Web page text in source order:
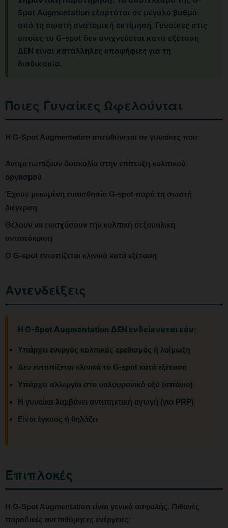
Spot Augmentation εξαρτάται σε μεγάλο βαθμό
από τη σωστή ανατομική εκτίμηση. Γυναίκες στις
οποίες το G-spot δεν ανιχνεύεται κατά εξέταση
ΔΕΝ είναι κατάλληλες υποψήφιες για τη
διαδικασία.
Ποιες Γυναίκες Ωφελούνται
Η G-Spot Augmentation απευθύνεται σε γυναίκες που:
Αντιμετωπίζουν δυσκολία στην επίτευξη κολπικού
οργασμού
Έχουν μειωμένη ευαισθησία G-spot παρά τη σωστή
διέγερση
Θέλουν να ενισχύσουν την κολπική σεξουαλική
ανταπόκριση
Ο G-spot εντοπίζεται κλινικά κατά εξέταση
Αντενδείξεις
Η G-Spot Augmentation ΔΕΝ ενδείκνυται εάν:
Υπάρχει ενεργός κολπικός ερεθισμός ή λοίμωξη
Δεν εντοπίζεται κλινικά το G-spot κατά εξέταση
Υπάρχει αλλεργία στο υαλουρονικό οξύ (σπάνιο)
Η γυναίκα λαμβάνει αντιπηκτική αγωγή (για PRP)
Είναι έγκυος ή θηλάζει
Επιπλοκές
Η G-Spot Augmentation είναι γενικά ασφαλής. Πιθανές
παροδικές ανεπιθύμητες ενέργειες: